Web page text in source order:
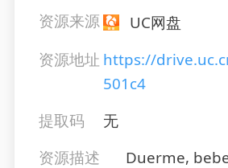
资源来源
UC网盘
资源地址 https://
501c4
提取码
无
资源描述
Duerme,